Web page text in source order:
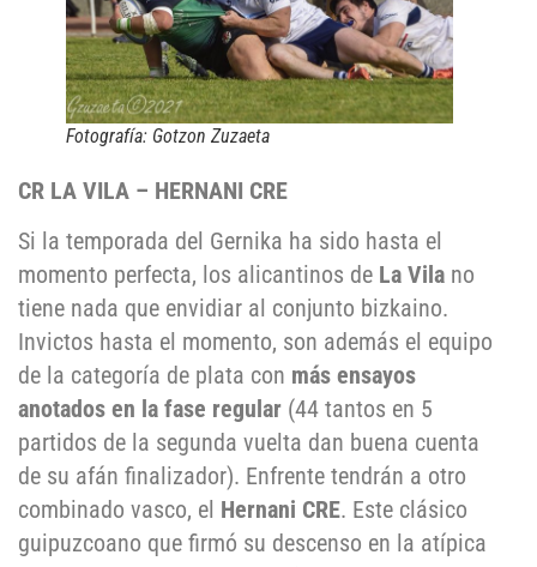
Fotografía: Gotzon Zuzaeta
CR LA VILA – HERNANI CRE
Si la temporada del Gernika ha sido hasta el
momento perfecta, los alicantinos de La Vila no
tiene nada que envidiar al conjunto bizkaino.
Invictos hasta el momento, son además el equipo
de la categoría de plata con más ensayos
anotados en la fase regular (44 tantos en 5
partidos de la segunda vuelta dan buena cuenta
de su afán finalizador). Enfrente tendrán a otro
combinado vasco, el Hernani CRE. Este clásico
guipuzcoano que firmó su descenso en la atípica